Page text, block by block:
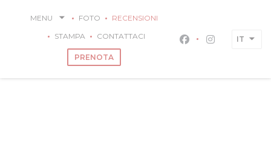
MENU FOTO
RECENSIONI
STAMPA
CONTATTACI
PRENOTA
Facebook ((apre
Instagram
IT